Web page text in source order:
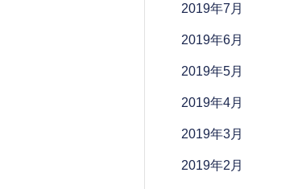
2019年7月
2019年6月
2019年5月
2019年4月
2019年3月
2019年2月